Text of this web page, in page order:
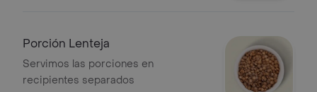
Porción Lenteja
Servimos las porciones en
recipientes separados